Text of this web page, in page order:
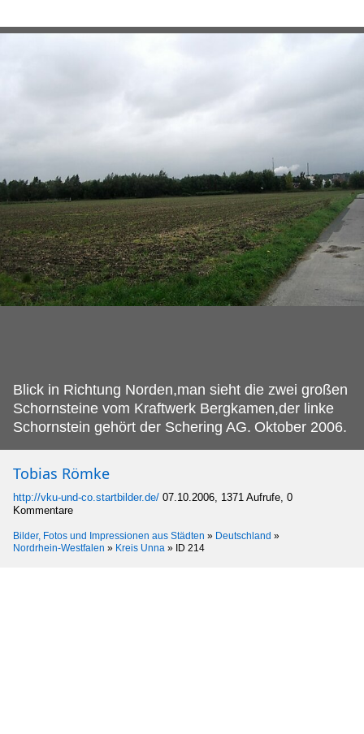
Blick in Richtung Norden,man sieht die zwei großen
Schornsteine vom Kraftwerk Bergkamen,der linke
Schornstein gehört der Schering AG. Oktober 2006.
Tobias Römke
http://vku-und-co.startbilder.de/ 07.10.2006, 1371 Aufrufe, 0
Kommentare
Bilder, Fotos und Impressionen aus Städten » Deutschland »
Nordrhein-Westfalen » Kreis Unna » ID 214